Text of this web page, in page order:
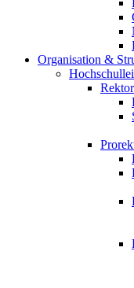
Organisation &
Rektor